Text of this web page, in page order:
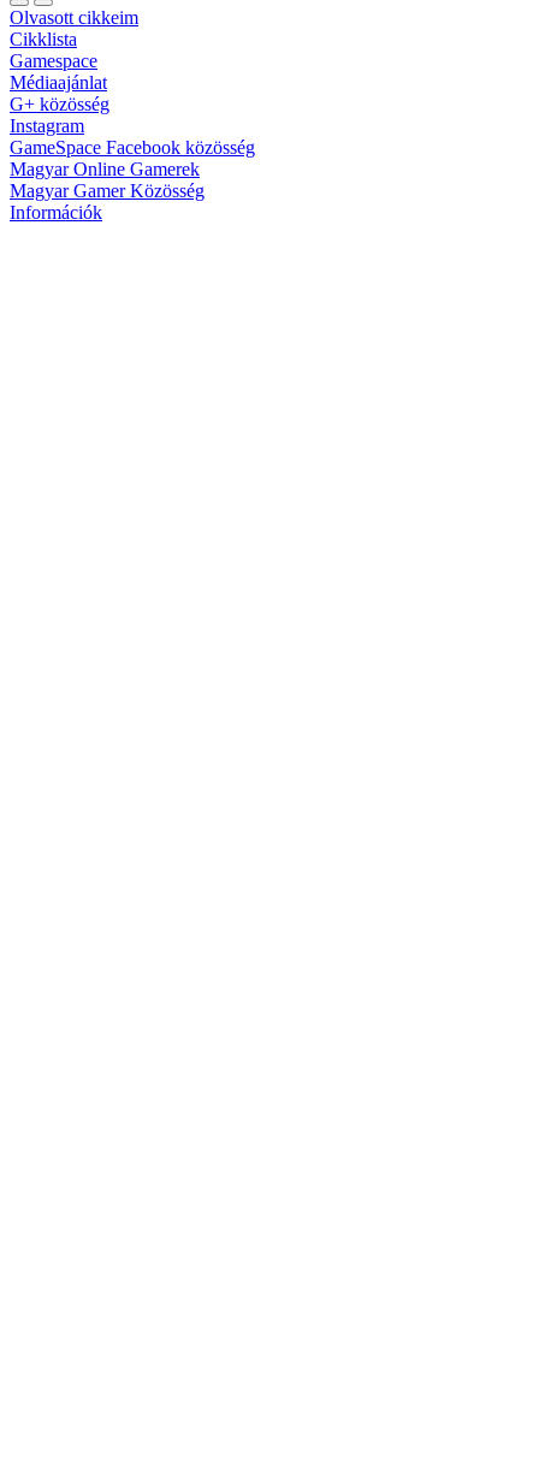
Olvasott cikkeim
Cikklista
Gamespace
Médiaajánlat
G+ közösség
Instagram
GameSpace Facebook közösség
Magyar Online Gamerek
Magyar Gamer Közösség
Információk